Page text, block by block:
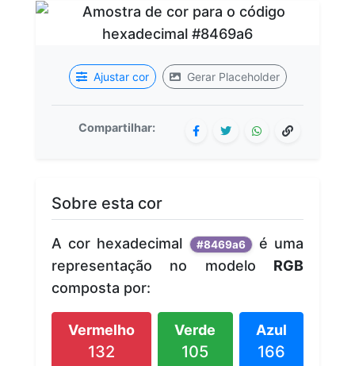
Ajustar cor Gerar Placeholder
Compartilhar:
Sobre esta cor
A cor hexadecimal #8469a6 é uma
representação no modelo RGB
composta por:
Vermelho
132
Verde
105
Azul
166